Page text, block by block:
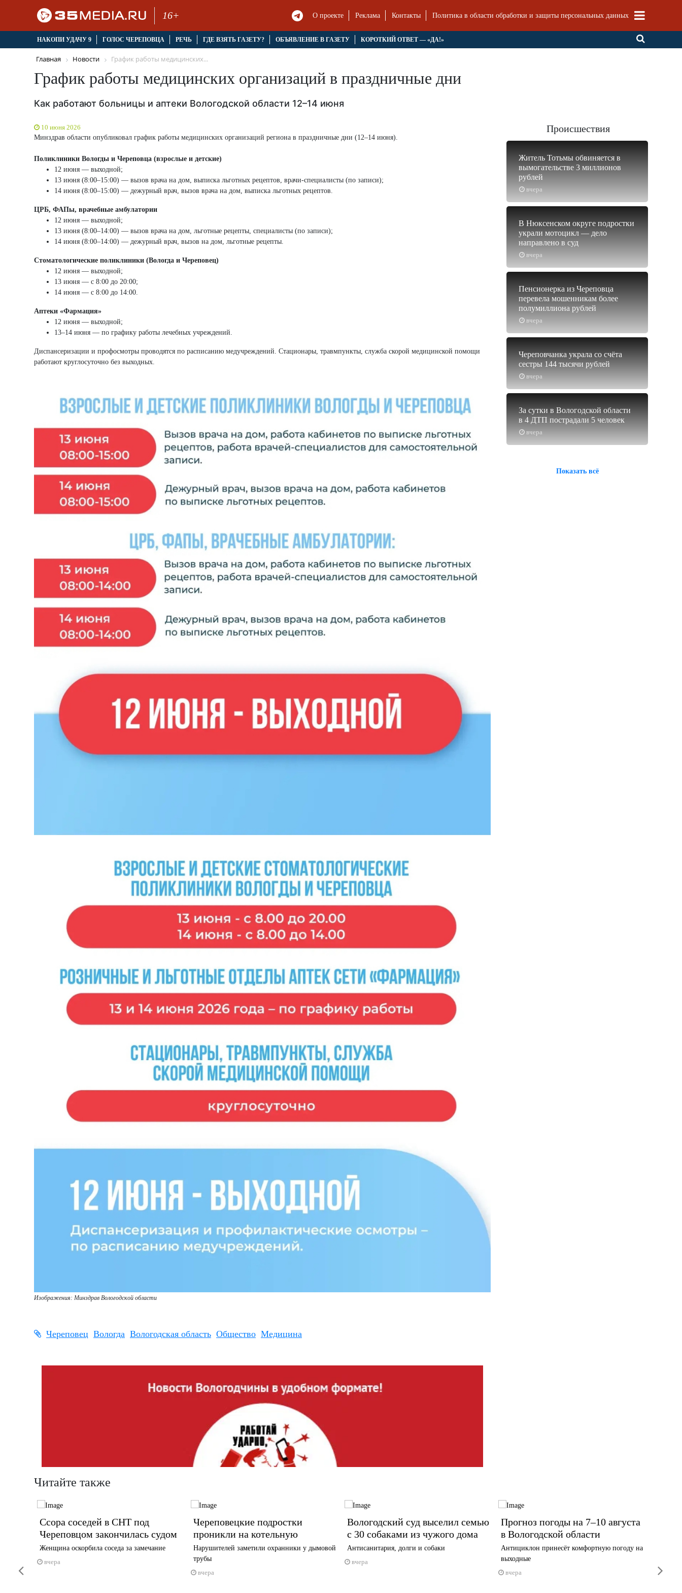
16+ О проекте Реклама Контакты Политика в области обработки и защиты персональных данных
НАКОПИ УДАЧУ 9 ГОЛОС ЧЕРЕПОВЦА РЕЧЬ ГДЕ ВЗЯТЬ ГАЗЕТУ? ОБЪЯВЛЕНИЕ В ГАЗЕТУ КОРОТКИЙ ОТВЕТ — «ДА!»
Главная Новости График работы медицинских...
График работы медицинских организаций в праздничные дни
Как работают больницы и аптеки Вологодской области 12–14 июня
10 июня 2026
Минздрав области опубликовал график работы медицинских организаций региона в праздничные дни (12–14 июня).
Поликлиники Вологды и Череповца (взрослые и детские)
12 июня — выходной;
13 июня (8:00–15:00) — вызов врача на дом, выписка льготных рецептов, врачи-специалисты (по записи);
14 июня (8:00–15:00) — дежурный врач, вызов врача на дом, выписка льготных рецептов.
ЦРБ, ФАПы, врачебные амбулатории
12 июня — выходной;
13 июня (8:00–14:00) — вызов врача на дом, льготные рецепты, специалисты (по записи);
14 июня (8:00–14:00) — дежурный врач, вызов на дом, льготные рецепты.
Стоматологические поликлиники (Вологда и Череповец)
12 июня — выходной;
13 июня — с 8:00 до 20:00;
14 июня — с 8:00 до 14:00.
Аптеки «Фармация»
12 июня — выходной;
13–14 июня — по графику работы лечебных учреждений.
Диспансеризации и профосмотры проводятся по расписанию медучреждений. Стационары, травмпункты, служба скорой медицинской помощи
работают круглосуточно без выходных.
Изображения: Минздрав Вологодской области
Череповец Вологда Вологодская область Общество Медицина
Происшествия
вчера
Житель Тотьмы обвиняется в
вымогательстве 3 миллионов
рублей
вчера
В Нюксенском округе подростки
украли мотоцикл — дело
направлено в суд
вчера
Пенсионерка из Череповца
перевела мошенникам более
полумиллиона рублей
вчера
Череповчанка украла со счёта
сестры 144 тысячи рублей
вчера
За сутки в Вологодской области
в 4 ДТП пострадали 5 человек
Показать всё
Читайте также
Ссора соседей в СНТ под
Череповцом закончилась судом
Женщина оскорбила соседа за замечание
вчера
Череповецкие подростки
проникли на котельную
Нарушителей заметили охранники у дымовой
трубы
вчера
Вологодский суд выселил семью
с 30 собаками из чужого дома
Антисанитария, долги и собаки
вчера
Прогноз погоды на 7–10 августа
в Вологодской области
Антициклон принесёт комфортную погоду на
выходные
вчера
6